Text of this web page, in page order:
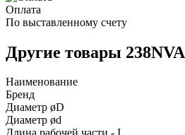
Оплата
По выставленному счету
Другие товары 238NVA
Наименование
Бренд
Диаметр øD
Диаметр ød